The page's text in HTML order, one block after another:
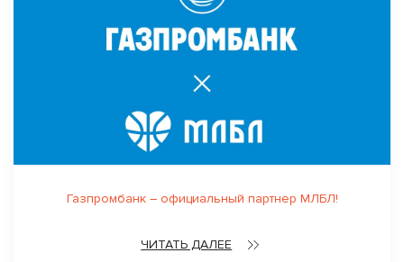
Газпромбанк – официальный партнер МЛБЛ!
ЧИТАТЬ ДАЛЕЕ